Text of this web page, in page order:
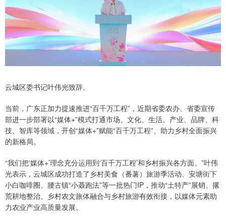
云城区委书记叶伟光致辞。
当前，广东正加力提速推进“百千万工程”，近期省委农办、省委宣传
部进一步部署以“媒体+”模式打通市场、文化、生活、产业、品牌、科
技、智库等领域，开创“媒体+”赋能“百千万工程”、助力乡村全面振兴
的新格局。
“我们把‘媒体+’理念充分运用到‘百千万工程’和乡村振兴各方面。”叶伟
光表示，云城区成功打造了乡村美食（番薯）旅游季活动、安塘街下
小白咖啡圈、腰古镇“小聂跑法”等一批热门IP，推动“土特产”展销、撂
荒耕地整治、乡村农文旅体融合与乡村旅游有效衔接，以媒体元素助
力农业产业高质量发展。